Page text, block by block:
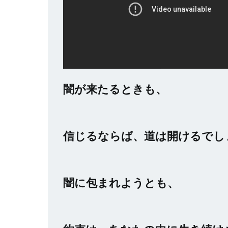
闇が来たるときも、
信じるならば、道は開けるでし
闇に包まれようとも、